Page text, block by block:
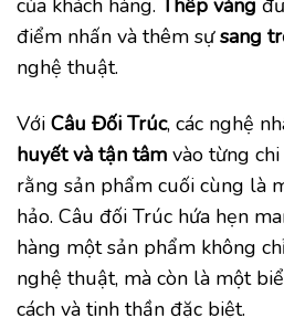
điểm nhấn và thêm sựsang
nghệ thuật.
Với Câu Đối Trúc, các nghệ
huyết và tận tâm vào từng
rằng sản phẩm cuối cùng là
hảo. Câu đối Trúc hứa hẹn
hàng một sản phẩm không
nghệ thuật, mà còn là một
cách và tinh thần đặc biệt.